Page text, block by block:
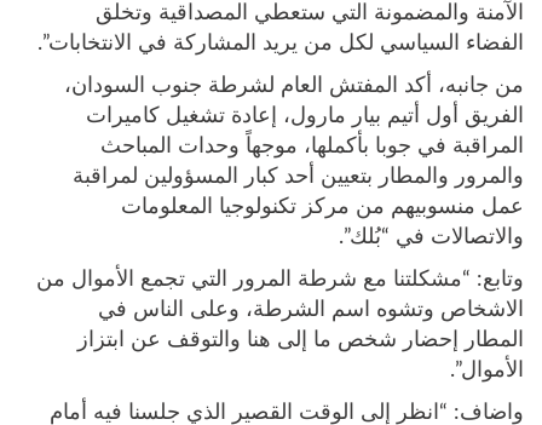
الآمنة والمضمونة التي ستعطي المصداقية وتخلق
الفضاء السياسي لكل من يريد المشاركة في الانتخابات”.
من جانبه، أكد المفتش العام لشرطة جنوب السودان،
الفريق أول أتيم بيار مارول، إعادة تشغيل كاميرات
المراقبة في جوبا بأكملها، موجهاً وحدات المباحث
والمرور والمطار بتعيين أحد كبار المسؤولين لمراقبة
عمل منسوبيهم من مركز تكنولوجيا المعلومات
والاتصالات في “بُلك”.
وتابع: “مشكلتنا مع شرطة المرور التي تجمع الأموال من
الاشخاص وتشوه اسم الشرطة، وعلى الناس في
المطار إحضار شخص ما إلى هنا والتوقف عن ابتزاز
الأموال”.
واضاف: “انظر إلى الوقت القصير الذي جلسنا فيه أمام